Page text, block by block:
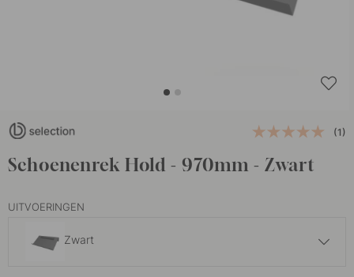
(1)
Schoenenrek Hold - 970mm - Zwart
UITVOERINGEN
Zwart